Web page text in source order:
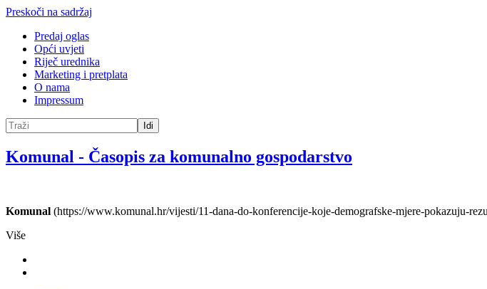
Preskoči na sadržaj
Predaj oglas
Opći uvjeti
Riječ urednika
Marketing i pretplata
O nama
Impressum
Idi
Komunal - Časopis za komunalno gospodarstvo
Komunal (https://www.komunal.hr/vijesti/11-dana-do-konferencije-koje-demografske-mjere-pokazuju-
Više